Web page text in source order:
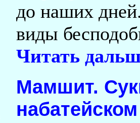
до наших
виды
Читать
Мамшит.